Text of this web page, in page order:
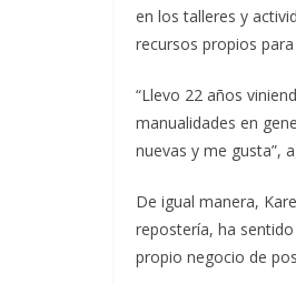
en los talleres y
recursos propios
“Llevo 22 años
manualidades en
nuevas y me gusta”,
De igual manera,
repostería, ha
propio negocio de